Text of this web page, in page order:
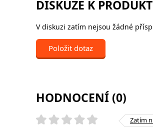
DISKUZE K
V diskuzi zatím nejsou žádné
Položit dotaz
HODNOCENÍ (0)
Zatím